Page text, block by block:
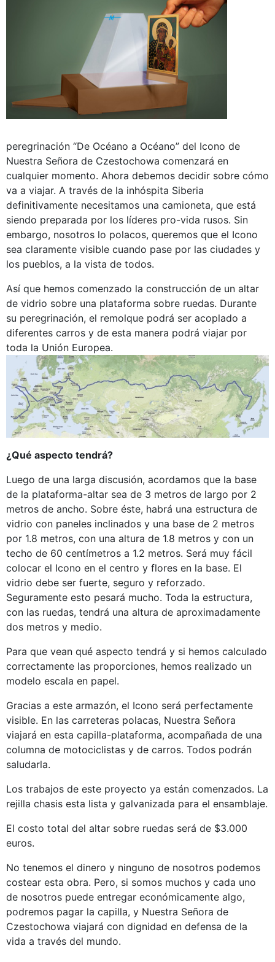
peregrinación “De Océano a Océano” del Icono de
Nuestra Señora de Czestochowa comenzará en
cualquier momento. Ahora debemos decidir sobre cómo
va a viajar. A través de la inhóspita Siberia
definitivamente necesitamos una camioneta, que está
siendo preparada por los líderes pro-vida rusos. Sin
embargo, nosotros lo polacos, queremos que el Icono
sea claramente visible cuando pase por las ciudades y
los pueblos, a la vista de todos.
Así que hemos comenzado la construcción de un altar
de vidrio sobre una plataforma sobre ruedas. Durante
su peregrinación, el remolque podrá ser acoplado a
diferentes carros y de esta manera podrá viajar por
toda la Unión Europea.
¿Qué aspecto tendrá?
Luego de una larga discusión, acordamos que la base
de la plataforma-altar sea de 3 metros de largo por 2
metros de ancho. Sobre éste, habrá una estructura de
vidrio con paneles inclinados y una base de 2 metros
por 1.8 metros, con una altura de 1.8 metros y con un
techo de 60 centímetros a 1.2 metros. Será muy fácil
colocar el Icono en el centro y flores en la base. El
vidrio debe ser fuerte, seguro y reforzado.
Seguramente esto pesará mucho. Toda la estructura,
con las ruedas, tendrá una altura de aproximadamente
dos metros y medio.
Para que vean qué aspecto tendrá y si hemos calculado
correctamente las proporciones, hemos realizado un
modelo escala en papel.
Gracias a este armazón, el Icono será perfectamente
visible. En las carreteras polacas, Nuestra Señora
viajará en esta capilla-plataforma, acompañada de una
columna de motociclistas y de carros. Todos podrán
saludarla.
Los trabajos de este proyecto ya están comenzados. La
rejilla chasis esta lista y galvanizada para el ensamblaje.
El costo total del altar sobre ruedas será de $3.000
euros.
No tenemos el dinero y ninguno de nosotros podemos
costear esta obra. Pero, si somos muchos y cada uno
de nosotros puede entregar económicamente algo,
podremos pagar la capilla, y Nuestra Señora de
Czestochowa viajará con dignidad en defensa de la
vida a través del mundo.